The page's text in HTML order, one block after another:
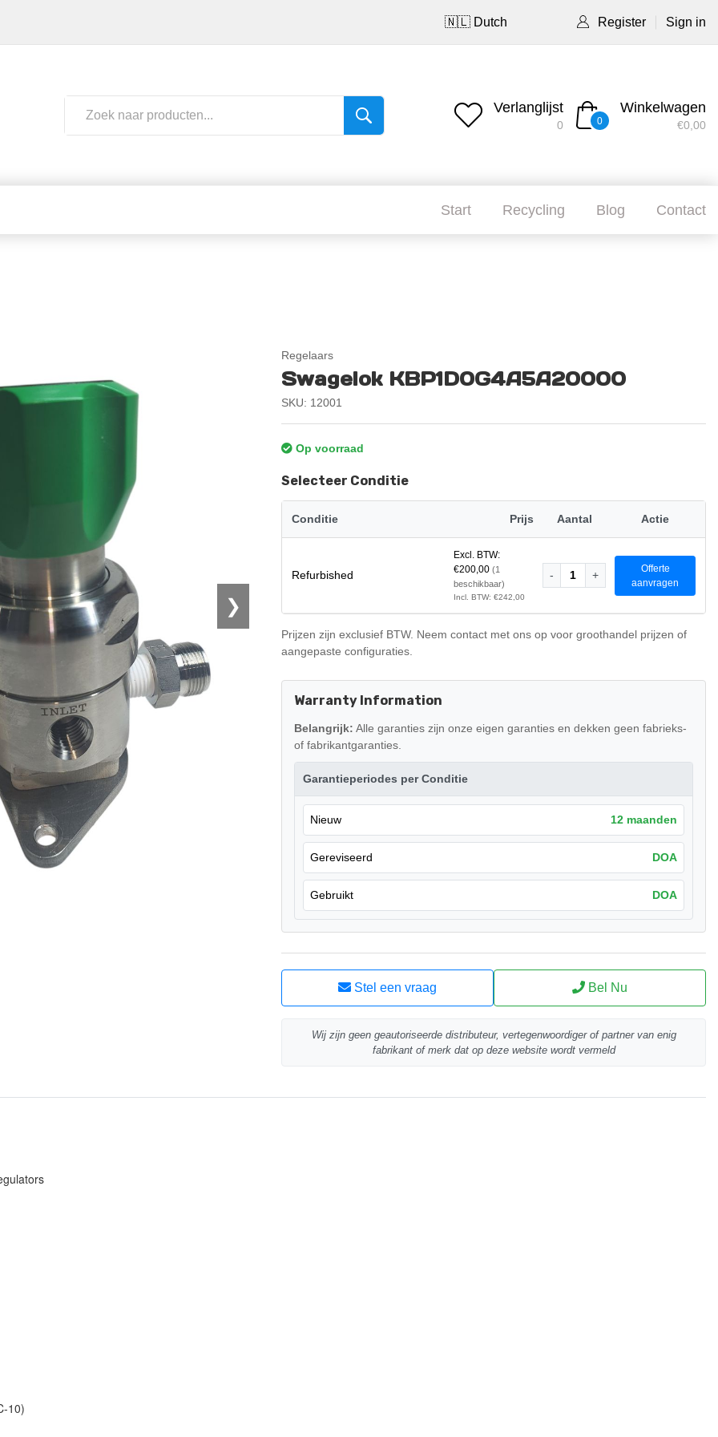
🇳🇱 Dutch Register Sign in
Verlanglijst
0 0
Winkelwagen
€0,00
Start Recycling Blog Contact
❯
Regelaars
Swagelok KBP1D0G4A5A20000
SKU: 12001
Op voorraad
Selecteer Conditie
Conditie Prijs Aantal Actie
Refurbished
Excl. BTW:
€200,00 (1
beschikbaar)
Incl. BTW: €242,00
- 1 +
Offerte
aanvragen
Prijzen zijn exclusief BTW. Neem contact met ons op voor groothandel prijzen of
aangepaste configuraties.
Warranty Information
Belangrijk: Alle garanties zijn onze eigen garanties en dekken geen fabrieks-
of fabrikantgaranties.
Garantieperiodes per Conditie
Nieuw 12 maanden
Gereviseerd DOA
Gebruikt DOA
Stel een vraag Bel Nu
Wij zijn geen geautoriseerde distributeur, vertegenwoordiger of partner van enig
fabrikant of merk dat op deze website wordt vermeld
10)